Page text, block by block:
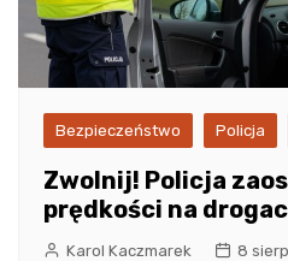
Bezpieczeństwo Policja
Zwolnij! Policja
prędkości na
Karol Kaczmarek 8